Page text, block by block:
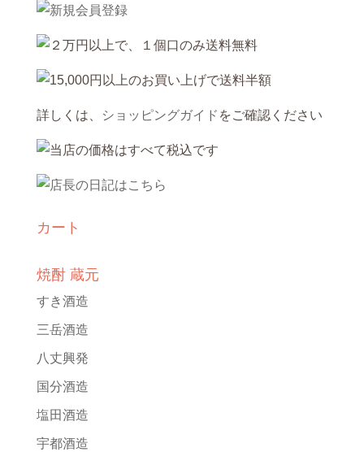
詳しくは、 ショッピングガイド をご確認ください
カート
焼酎 蔵元
すき酒造
三岳酒造
八丈興発
国分酒造
塩田酒造
宇都酒造